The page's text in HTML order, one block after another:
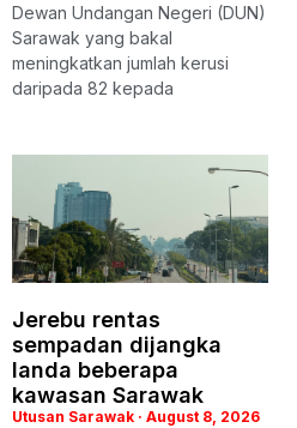
Dewan Undangan Negeri (DUN)
Sarawak yang bakal
meningkatkan jumlah kerusi
daripada 82 kepada
Jerebu rentas
sempadan dijangka
landa beberapa
kawasan Sarawak
Utusan Sarawak August 8, 2026